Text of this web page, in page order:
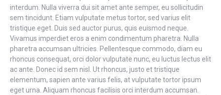
interdum. Nulla viverra dui sit amet ante semper, eu sollicitudin
sem tincidunt. Etiam vulputate metus tortor, sed varius elit
tristique eget. Duis sed auctor purus, quis euismod neque.
Vivamus imperdiet eros a enim condimentum pharetra. Nulla
pharetra accumsan ultricies. Pellentesque commodo, diam eu
rhoncus consequat, orci dolor vulputate nunc, eu luctus lectus elit
ac ante. Donec id sem nisl. Ut rhoncus, justo et tristique
elementum, sapien ante varius felis, at vulputate tortor ipsum
eget urna. Aliquam rhoncus facilisis orci interdum accumsan.